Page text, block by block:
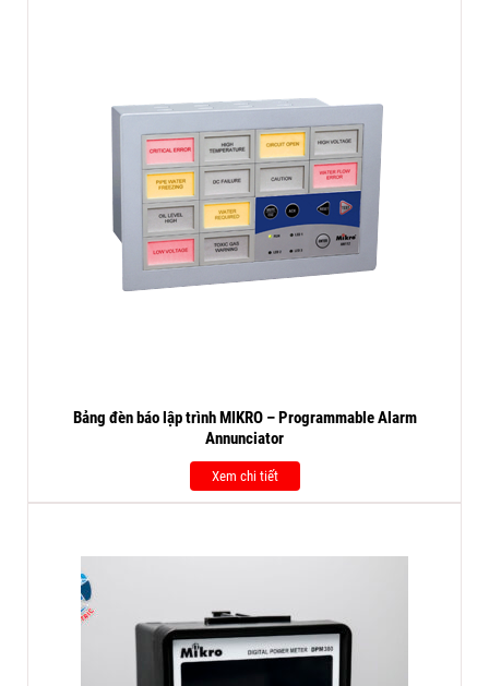
Bảng đèn báo lập trình MIKRO – Programmable Alarm
Annunciator
Xem chi tiết